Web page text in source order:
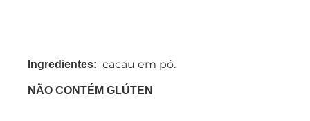
Ingredientes: cacau em pó.
NÃO CONTÉM GLÚTEN